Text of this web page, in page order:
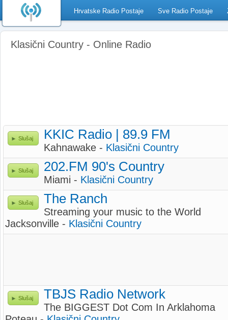
Hrvatske Radio Postaje Sve Radio Postaje
Klasični Country - Online Radio
Slušaj KKIC Radio | 89.9 FM
Kahnawake - Klasični Country
Slušaj 202.FM 90's Country
Miami - Klasični Country
Slušaj The Ranch
Streaming your music to the World
Jacksonville - Klasični Country
Slušaj TBJS Radio Network
The BIGGEST Dot Com In Arklahoma